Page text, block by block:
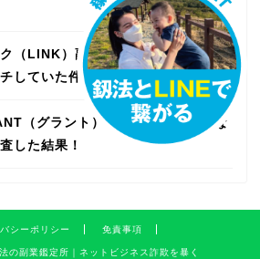
（LINK）副業詐欺！運営会社を変
していた件！【再編集】
（グラント）は副業詐欺で稼げな
した結果！
シーポリシー 免責事項
副業鑑定所｜ネットビジネス詐欺を暴く